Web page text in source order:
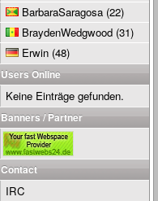
BarbaraSaragosa (22)
BraydenWedgwood (31)
Erwin (48)
Users Online
Keine Einträge gefunden.
Banners / Partner
Contact
IRC